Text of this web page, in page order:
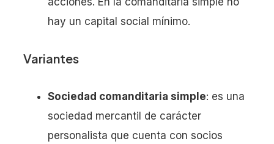
hay un capital social mínimo.
Variantes
Sociedad comanditaria simple: es una
sociedad mercantil de carácter
personalista que cuenta con socios